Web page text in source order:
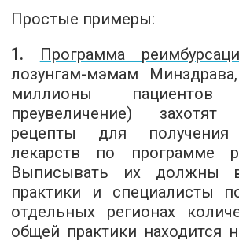
Простые примеры:
1. Программа
лозунгам-мэмам
миллионы
преувеличение) захотят
рецепты для получения
лекарств по программе
Выписывать их должны
практики и специалисты
отдельных регионах
общей практики находится